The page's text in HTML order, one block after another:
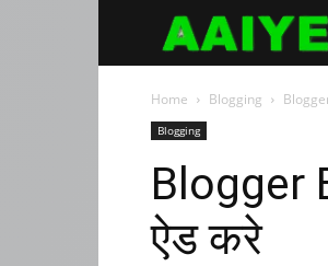
Aaiyesikhe
Home Blogging
Blogging
Blogger
ऐड करे